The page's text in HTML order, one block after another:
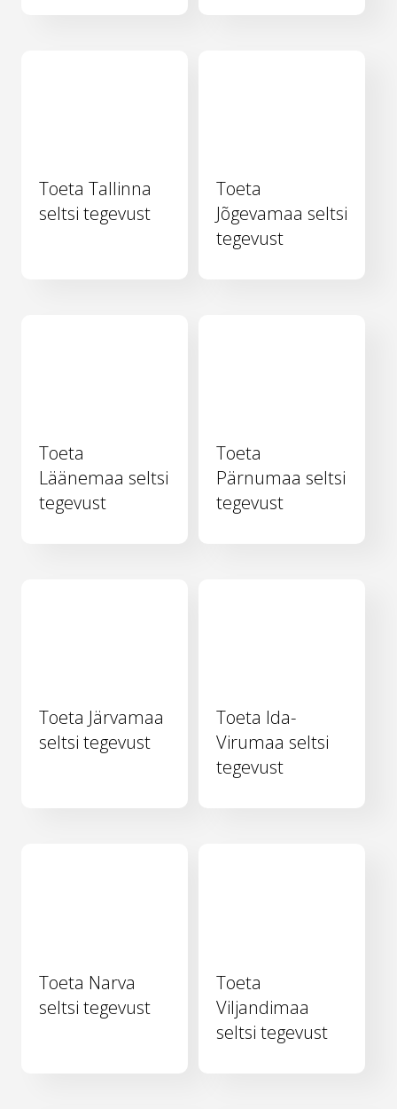
Toeta Tallinna
seltsi tegevust
Toeta
Jõgevamaa seltsi
tegevust
Toeta
Läänemaa seltsi
tegevust
Toeta
Pärnumaa seltsi
tegevust
Toeta Järvamaa
seltsi tegevust
Toeta Ida-
Virumaa seltsi
tegevust
Toeta Narva
seltsi tegevust
Toeta
Viljandimaa
seltsi tegevust